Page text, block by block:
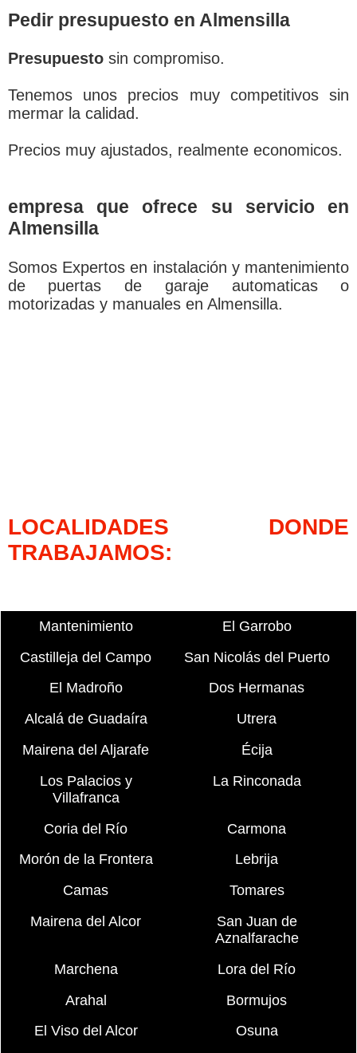
Pedir presupuesto en Almensilla
Presupuestosin compromiso.
Tenemos unos precios muy competitivos sin
mermar la calidad.
Precios muy ajustados, realmente economicos.
empresa que ofrece su servicio en
Almensilla
Somos Expertos en instalación y mantenimiento
de puertas de garaje automaticas o
motorizadas y manuales en Almensilla.
LOCALIDADES DONDE
TRABAJAMOS:
Mantenimiento
El Garrobo
Castilleja del Campo
San Nicolás del Puerto
El Madroño
Dos Hermanas
Alcalá de Guadaíra
Utrera
Mairena del Aljarafe
Écija
Los Palacios y
Villafranca
La Rinconada
Coria del Río
Carmona
Morón de la Frontera
Lebrija
Camas
Tomares
Mairena del Alcor
San Juan de
Aznalfarache
Marchena
Lora del Río
Arahal
Bormujos
El Viso del Alcor
Osuna